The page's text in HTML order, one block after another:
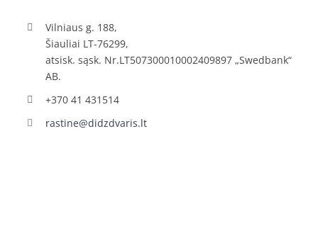
Vilniaus g. 188,
Šiauliai LT-76299,
atsisk. sąsk. Nr.LT507300010002409897 „Swedbank“
AB.
+370 41 431514
rastine@didzdvaris.lt